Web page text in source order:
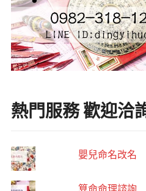
熱門服務 歡迎洽
嬰兒命名改名